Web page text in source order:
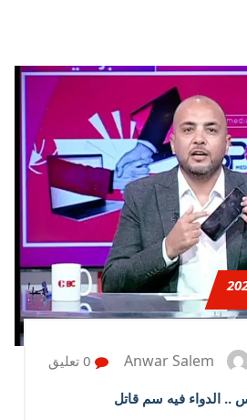
Anwar Salem 0 تعليق
الدواء فيه سم قاتل